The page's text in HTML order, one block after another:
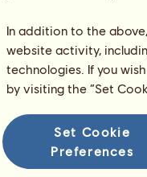
In addition to the
website activity,
technologies. If you
by visiting the “Set
Set Cookie
Preferences